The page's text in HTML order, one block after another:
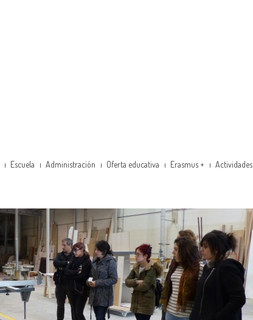
Escuela Administración Oferta educativa Erasmus + Actividades